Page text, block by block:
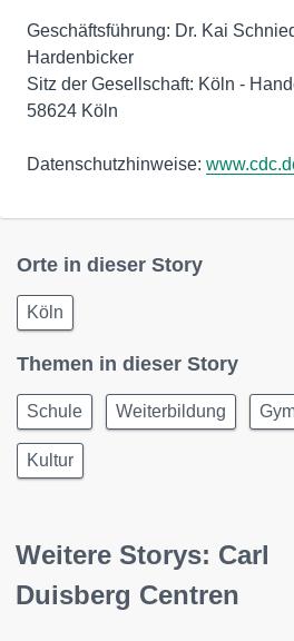
Geschäftsführung: Dr. Kai
Hardenbicker
Sitz der Gesellschaft: Köln -
58624 Köln
Datenschutzhinweise:
Orte in dieser Story
Köln
Themen in dieser Story
Schule Weiterbildung
Kultur
Weitere Storys: Carl
Duisberg Centren